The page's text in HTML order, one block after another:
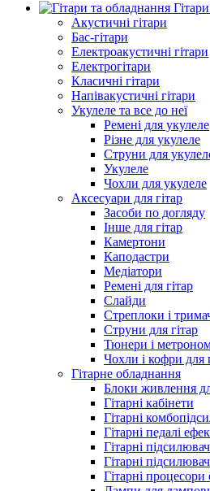
Акустичні гітари
Бас-гітари
Електроакустичні гітари
Електрогітари
Класичні гітари
Напівакустичні гітари
Укулеле та все до неї
Ремені для укулеле
Різне для укулеле
Струни для
Укулеле
Чохли для укулеле
Аксесуари для гітар
Засоби по догляду
Інше для гітар
Камертони
Каподастри
Медіатори
Ремені для гітар
Слайди
Стреплоки і
Струни для гітар
Тюнери і
Чохли і кофри для
Гітарне обладнання
Блоки живлення
Гітарні кабінети
Гітарні
Гітарні педалі
Гітарні
Гітарні
Гітарні процесори